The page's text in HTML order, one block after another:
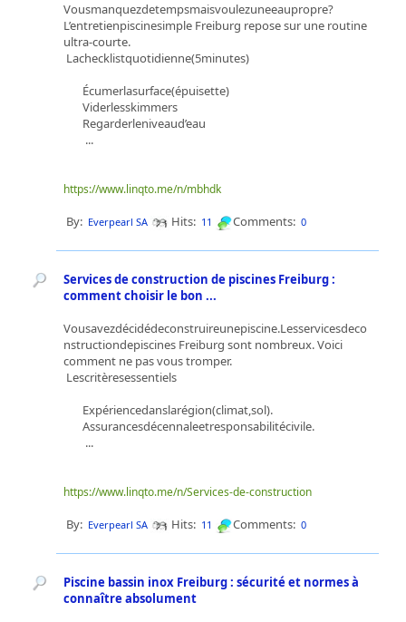
Vousmanquezdetempsmaisvoulezuneeaupropre?
L’entretienpiscinesimple Freiburg repose sur une routine
ultra-courte.
Lachecklistquotidienne(5minutes)
Écumerlasurface(épuisette)
Viderlesskimmers
Regarderleniveaud’eau
...
https://www.linqto.me/n/mbhdk
By: Everpearl SA Hits: 11 Comments: 0
Services de construction de piscines Freiburg :
comment choisir le bon ...
Vousavezdécidédeconstruireunepiscine.Lesservicesdeco
nstructiondepiscines Freiburg sont nombreux. Voici
comment ne pas vous tromper.
Lescritèresessentiels
Expériencedanslarégion(climat,sol).
Assurancesdécennaleetresponsabilitécivile.
...
https://www.linqto.me/n/Services-de-construction
By: Everpearl SA Hits: 11 Comments: 0
Piscine bassin inox Freiburg : sécurité et normes à
connaître absolument